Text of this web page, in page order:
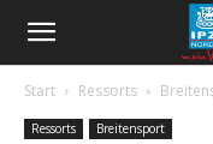
Start Ressorts
Ressorts Breitensport